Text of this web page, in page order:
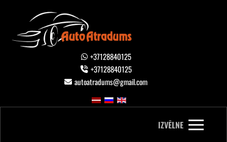
+37128840125
+37128840125
autoatradums@gmail.com
IZVĒLNE